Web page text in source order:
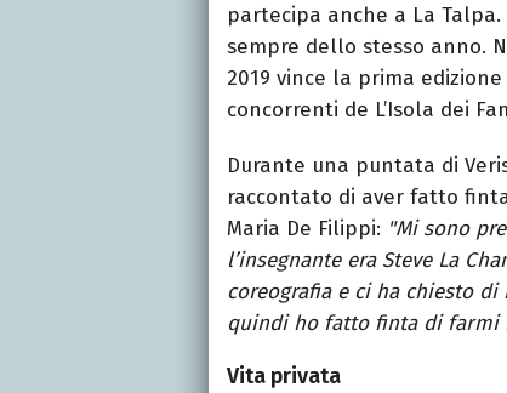
partecipa anche a La
sempre dello stesso anno.
2019 vince la prima
concorrenti de L’Isola dei
Durante una puntata di
raccontato di aver fatto
Maria De Filippi: "Mi sono
l’insegnante era Steve La
coreografia e ci ha chiesto
quindi ho fatto finta di farmi
Vita privata